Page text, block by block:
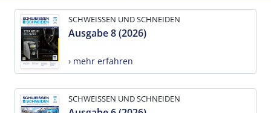
SCHWEISSEN UND SCHNEIDEN
Ausgabe 8 (2026)
› mehr erfahren
SCHWEISSEN UND SCHNEIDEN